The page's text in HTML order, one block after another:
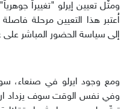
ومثّل تعيين إيرلو "تغييراً
اُعتبر هذا التعيين مرحلة
إلى سياسة الحضور المباشر على
ومع وجود ايرلو في صنعاء،
وفي نفس الوقت سوف يزداد